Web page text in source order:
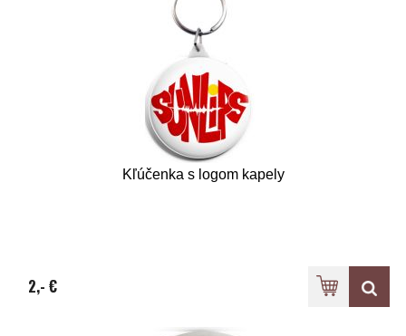
Kľúčenka s logom kapely
2,- €